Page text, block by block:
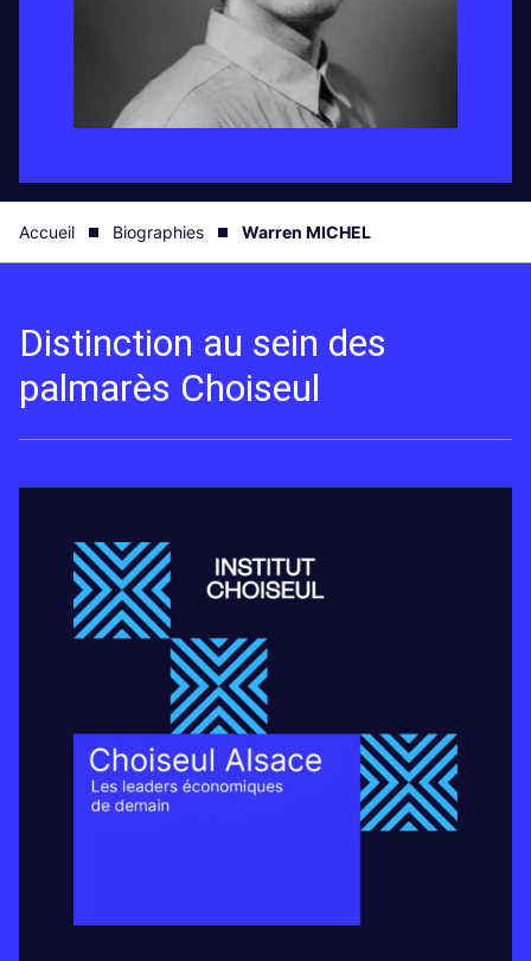
Accueil Biographies Warren MICHEL
Distinction au sein des
palmarès Choiseul